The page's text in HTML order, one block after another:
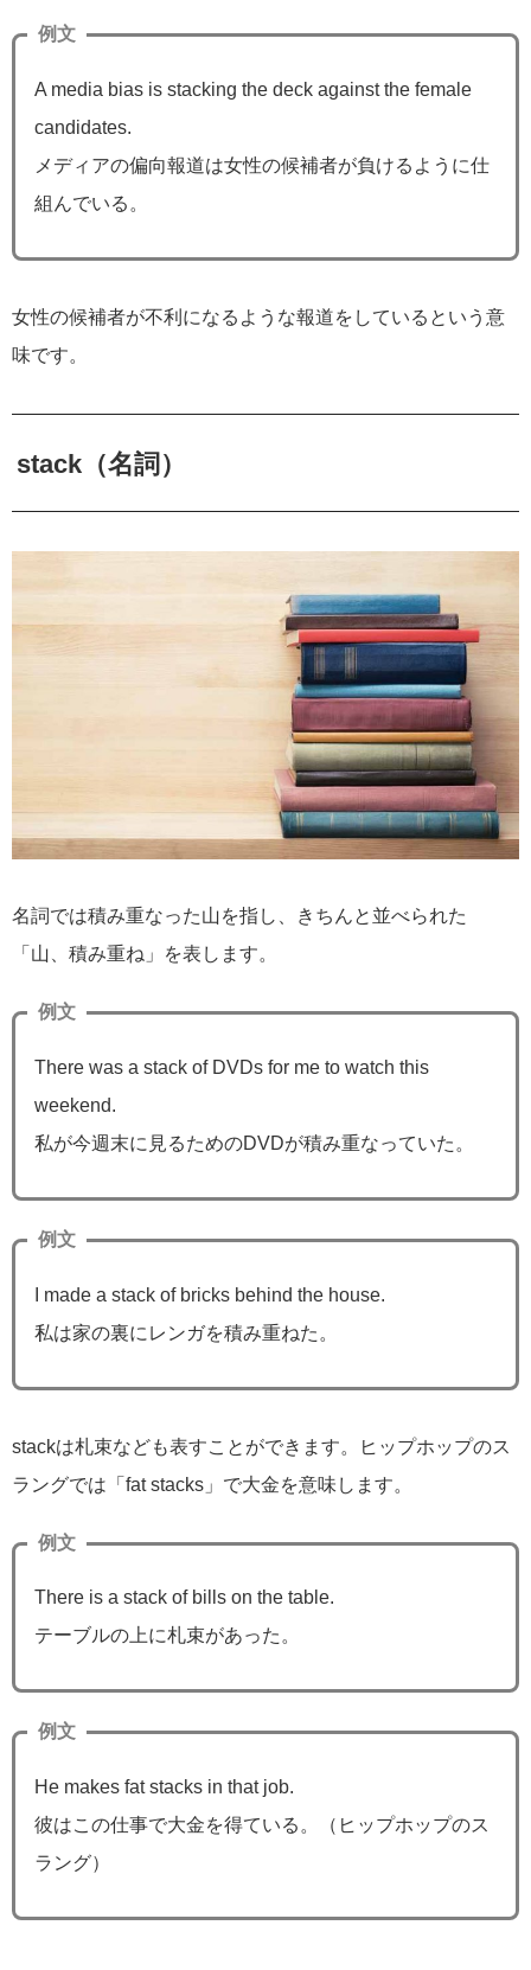
例文
A media bias is stacking the deck against the female
candidates.
メディアの偏向報道は女性の候補者が負けるように仕
組んでいる。
女性の候補者が不利になるような報道をしているという意
味です。
stack（名詞）
名詞では積み重なった山を指し、きちんと並べられた
「山、積み重ね」を表します。
例文
There was a stack of DVDs for me to watch this
weekend.
私が今週末に見るためのDVDが積み重なっていた。
例文
I made a stack of bricks behind the house.
私は家の裏にレンガを積み重ねた。
stackは札束なども表すことができます。ヒップホップのス
ラングでは「fat stacks」で大金を意味します。
例文
There is a stack of bills on the table.
テーブルの上に札束があった。
例文
He makes fat stacks in that job.
彼はこの仕事で大金を得ている。（ヒップホップのス
ラング）